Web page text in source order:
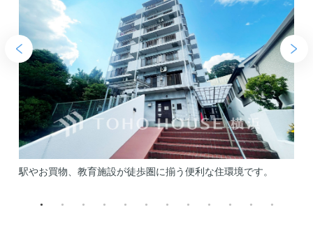
駅やお買物、教育施設が徒歩圏に揃う便利な住環境です。